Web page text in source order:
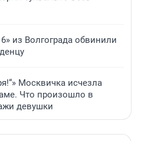
из Волгограда обвинили
Москвичка исчезла
Что произошло в
девушки